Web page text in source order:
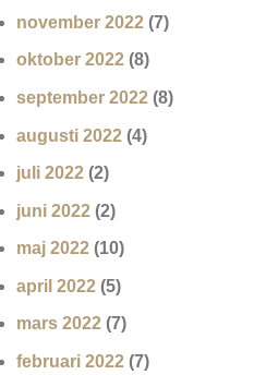
november 2022 (7)
oktober 2022 (8)
september 2022 (8)
augusti 2022 (4)
juli 2022 (2)
juni 2022 (2)
maj 2022 (10)
april 2022 (5)
mars 2022 (7)
februari 2022 (7)